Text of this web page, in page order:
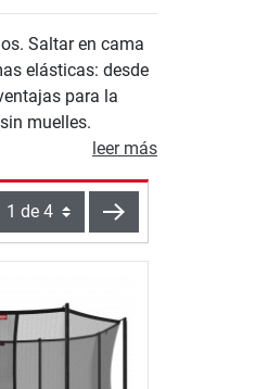
Saltar en cama
elásticas: desde
para la
muelles.
leer más
siguiente